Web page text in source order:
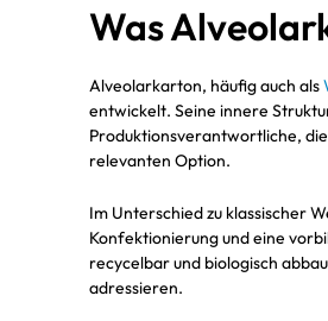
Was
Alveolarkarton, häufig auch als
entwickelt. Seine innere
Produktionsverantwortliche,
relevanten Option.
Im Unterschied zu klassischer
Konfektionierung und eine
recycelbar und biologisch
adressieren.